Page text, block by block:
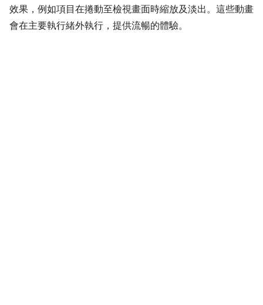
效果，例如項目在捲動至檢視畫面時縮放及淡出。這些動畫
會在主要執行緒外執行，提供流暢的體驗。